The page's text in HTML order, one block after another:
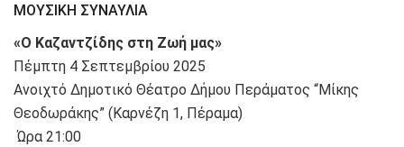
ΜΟΥΣΙΚΗ ΣΥΝΑΥΛΙΑ
«Ο Καζαντζίδης στη Ζωή μας»
Πέμπτη 4 Σεπτεμβρίου 2025
Ανοιχτό Δημοτικό Θέατρο Δήμου Περάματος “Μίκης
Θεοδωράκης” (Καρνέζη 1, Πέραμα)
Ώρα 21:00